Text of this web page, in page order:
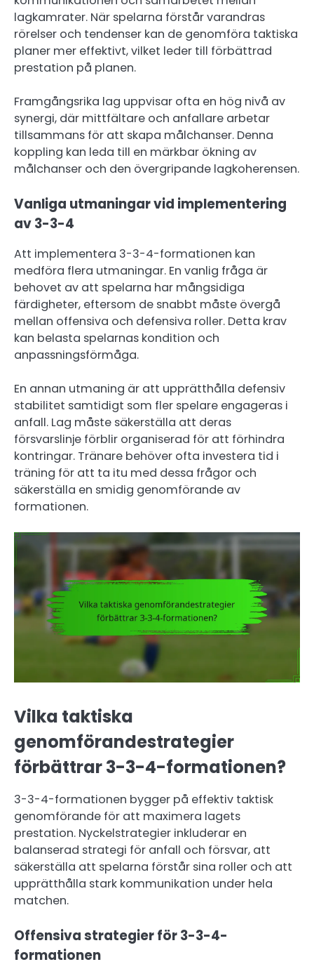
lagkamrater. När spelarna förstår varandras
rörelser och tendenser kan de genomföra taktiska
planer mer effektivt, vilket leder till förbättrad
prestation på planen.
Framgångsrika lag uppvisar ofta en hög nivå av
synergi, där mittfältare och anfallare arbetar
tillsammans för att skapa målchanser. Denna
koppling kan leda till en märkbar ökning av
målchanser och den övergripande lagkoherensen.
Vanliga utmaningar vid implementering
av 3-3-4
Att implementera 3-3-4-formationen kan
medföra flera utmaningar. En vanlig fråga är
behovet av att spelarna har mångsidiga
färdigheter, eftersom de snabbt måste övergå
mellan offensiva och defensiva roller. Detta krav
kan belasta spelarnas kondition och
anpassningsförmåga.
En annan utmaning är att upprätthålla defensiv
stabilitet samtidigt som fler spelare engageras i
anfall. Lag måste säkerställa att deras
försvarslinje förblir organiserad för att förhindra
kontringar. Tränare behöver ofta investera tid i
träning för att ta itu med dessa frågor och
säkerställa en smidig genomförande av
formationen.
Vilka taktiska
genomförandestrategier
förbättrar 3-3-4-formationen?
3-3-4-formationen bygger på effektiv taktisk
genomförande för att maximera lagets
prestation. Nyckelstrategier inkluderar en
balanserad strategi för anfall och försvar, att
säkerställa att spelarna förstår sina roller och att
upprätthålla stark kommunikation under hela
matchen.
Offensiva strategier för 3-3-4-
formationen